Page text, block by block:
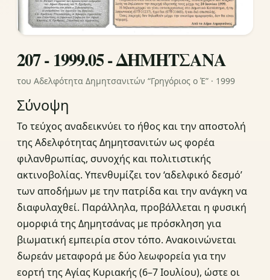
207 - 1999.05 - ΔΗΜΗΤΣΑΝΑ
του Αδελφότητα Δημητσανιτών “Γρηγόριος ο Έ” · 1999
Σύνοψη
Το τεύχος αναδεικνύει το ήθος και την αποστολή
της Αδελφότητας Δημητσανιτών ως φορέα
φιλανθρωπίας, συνοχής και πολιτιστικής
ακτινοβολίας. Υπενθυμίζει τον ‘αδελφικό δεσμό’
των αποδήμων με την πατρίδα και την ανάγκη να
διαφυλαχθεί. Παράλληλα, προβάλλεται η φυσική
ομορφιά της Δημητσάνας με πρόσκληση για
βιωματική εμπειρία στον τόπο. Ανακοινώνεται
δωρεάν μεταφορά με δύο λεωφορεία για την
εορτή της Αγίας Κυριακής (6–7 Ιουλίου), ώστε οι